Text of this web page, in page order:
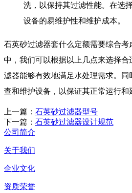
洗，以保持其过滤性能。在选
设备的易维护性和维护成本。
石英砂过滤器套什么定额需要综合
中，我们可以根据以上几点来选择
滤器能够有效地满足水处理需求。
查和维护设备，以保证其正常运行和
上一篇： 石英砂过滤器型号
下一篇： 石英砂过滤器设计规范
公司简介
关于我们
企业文化
资质荣誉